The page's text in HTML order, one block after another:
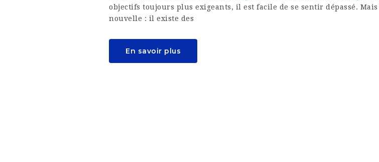
objectifs toujours plus exigeants, il est facile de se sentir dépassé. Mais
nouvelle : il existe des
En savoir plus